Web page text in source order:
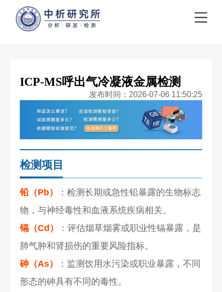
ICP-MS呼出气冷凝液金属检测
发布时间：2026-07-06 11:50:25
检测项目
铅（Pb）
：检测长期或急性铅暴露的生物标志
物，与神经毒性和血液系统疾病相关。
镉（Cd）
：评估烟草烟雾或职业性镉暴露，是
肺气肿和肾损伤的重要风险指标。
砷（As）
：监测饮用水污染或职业暴露，不同
形态的砷具有不同的毒性。